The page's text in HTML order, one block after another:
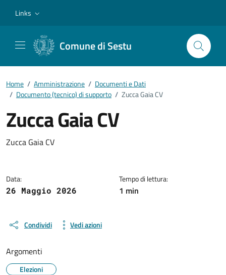
Links
Comune di Sestu
Home / Amministrazione / Documenti e Dati
/ Documento (tecnico) di supporto / Zucca Gaia CV
Zucca Gaia CV
Dettagli del documento
Zucca Gaia CV
Data:
26 Maggio 2026
Tempo di lettura:
1 min
Condividi Vedi azioni
Argomenti
Elezioni